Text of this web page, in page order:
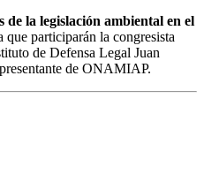
de la legislación ambiental en el
que participarán la congresista
de Defensa Legal Juan
de ONAMIAP.